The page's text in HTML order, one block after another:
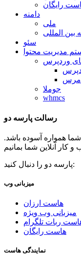
رایگان
دامنه
ملی
بین المللی
سئو
مدیریت محتوا
وردپرس
جوملا
whmcs
رسالت پارسه دو
تا خیال شما همواره آسوده باشد.
پارسه دو را دنبال کنید:
میزبانی وب
هاست ارزان
میزبانی وب ویژه
ربات تلگرام
هاست رایگان
نمایندگی هاست